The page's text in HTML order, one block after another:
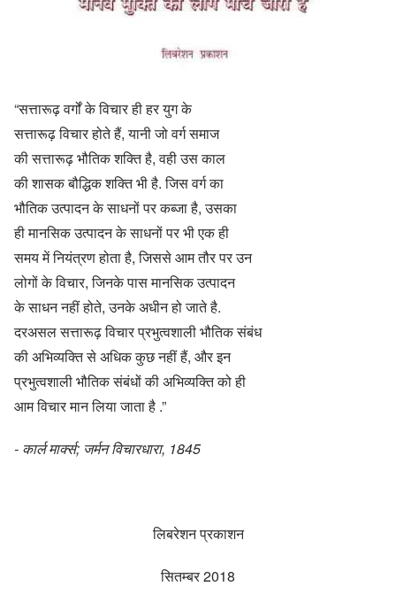
“सत्तारूढ़ वर्गों के विचार ही हर युग के
सत्तारूढ़ विचार होते हैं, यानी जो वर्ग समाज
की सत्तारूढ़ भौतिक शक्ति है, वही उस काल
की शासक बौद्धिक शक्ति भी है. जिस वर्ग का
भौतिक उत्पादन के साधनों पर कब्जा है, उसका
ही मानसिक उत्पादन के साधनों पर भी एक ही
समय में नियंत्रण होता है, जिससे आम तौर पर उन
लोगों के विचार, जिनके पास मानसिक उत्पादन
के साधन नहीं होते, उनके अधीन हो जाते है.
दरअसल सत्तारूढ़ विचार प्रभुत्वशाली भौतिक संबंध
की अभिव्यक्ति से अधिक कुछ नहीं हैं, और इन
प्रभुत्वशाली भौतिक संबंधों की अभिव्यक्ति को ही
आम विचार मान लिया जाता है .”
- कार्ल मार्क्स; जर्मन विचारधारा, 1845
लिबरेशन प्रकाशन
सितम्बर 2018